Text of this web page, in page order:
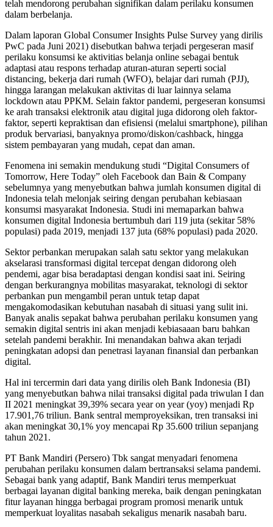
telah mendorong perubahan signifikan dalam perilaku konsumen
dalam berbelanja.
Dalam laporan Global Consumer Insights Pulse Survey yang dirilis
PwC pada Juni 2021) disebutkan bahwa terjadi pergeseran masif
perilaku konsumsi ke aktivitias belanja online sebagai bentuk
adaptasi atau respons terhadap aturan-aturan seperti social
distancing, bekerja dari rumah (WFO), belajar dari rumah (PJJ),
hingga larangan melakukan aktivitas di luar lainnya selama
lockdown atau PPKM. Selain faktor pandemi, pergeseran konsumsi
ke arah transaksi elektronik atau digital juga didorong oleh faktor-
faktor, seperti kepraktisan dan efisiensi (melalui smartphone), pilihan
produk bervariasi, banyaknya promo/diskon/cashback, hingga
sistem pembayaran yang mudah, cepat dan aman.
Fenomena ini semakin mendukung studi “Digital Consumers of
Tomorrow, Here Today” oleh Facebook dan Bain & Company
sebelumnya yang menyebutkan bahwa jumlah konsumen digital di
Indonesia telah melonjak seiring dengan perubahan kebiasaan
konsumsi masyarakat Indonesia. Studi ini memaparkan bahwa
konsumen digital Indonesia bertumbuh dari 119 juta (sekitar 58%
populasi) pada 2019, menjadi 137 juta (68% populasi) pada 2020.
Sektor perbankan merupakan salah satu sektor yang melakukan
akselarasi transformasi digital tercepat dengan didorong oleh
pendemi, agar bisa beradaptasi dengan kondisi saat ini. Seiring
dengan berkurangnya mobilitas masyarakat, teknologi di sektor
perbankan pun mengambil peran untuk tetap dapat
mengakomodasikan kebutuhan nasabah di situasi yang sulit ini.
Banyak analis sepakat bahwa perubahan perilaku konsumen yang
semakin digital sentris ini akan menjadi kebiasaaan baru bahkan
setelah pandemi berakhir. Ini menandakan bahwa akan terjadi
peningkatan adopsi dan penetrasi layanan finansial dan perbankan
digital.
Hal ini tercermin dari data yang dirilis oleh Bank Indonesia (BI)
yang menyebutkan bahwa nilai transaksi digital pada triwulan I dan
II 2021 meningkat 39,39% secara year on year (yoy) menjadi Rp
17.901,76 triliun. Bank sentral memproyeksikan, tren transaksi ini
akan meningkat 30,1% yoy mencapai Rp 35.600 triliun sepanjang
tahun 2021.
PT Bank Mandiri (Persero) Tbk sangat menyadari fenomena
perubahan perilaku konsumen dalam bertransaksi selama pandemi.
Sebagai bank yang adaptif, Bank Mandiri terus memperkuat
berbagai layanan digital banking mereka, baik dengan peningkatan
fitur layanan hingga berbagai program promosi menarik untuk
memperkuat loyalitas nasabah sekaligus menarik nasabah baru.